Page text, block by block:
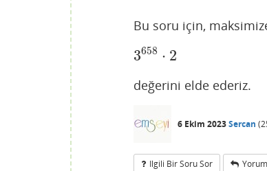
Bu soru için,
3658 ⋅ 2
3658⋅ 2
değerini elde ederiz.
6 Ekim 2023Sercan (
Ilgili Bir Soru Sor Yorum